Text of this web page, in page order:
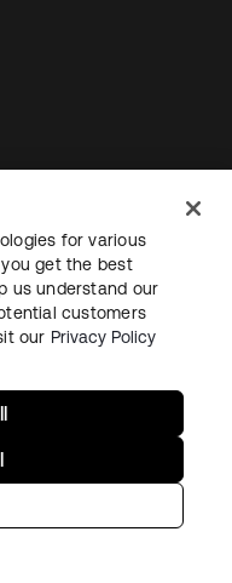
geöffnet
geöffnet
Sicherheit
for various
get the best
us understand our
customers
our Privacy Policy